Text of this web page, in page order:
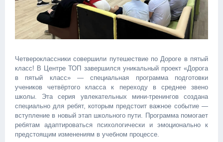
Четвероклассники совершили путешествие по Дороге в пятый
класс! В Центре ТОП завершился уникальный проект «Дорога
в пятый класс» — специальная программа подготовки
учеников четвёртого класса к переходу в среднее звено
школы. Эта серия увлекательных мини-тренингов создана
специально для ребят, которым предстоит важное событие —
вступление в новый этап школьного пути. Программа помогает
ребятам адаптироваться психологически и эмоционально к
предстоящим изменениям в учебном процессе.